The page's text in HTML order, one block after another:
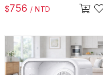
$756 / NTD